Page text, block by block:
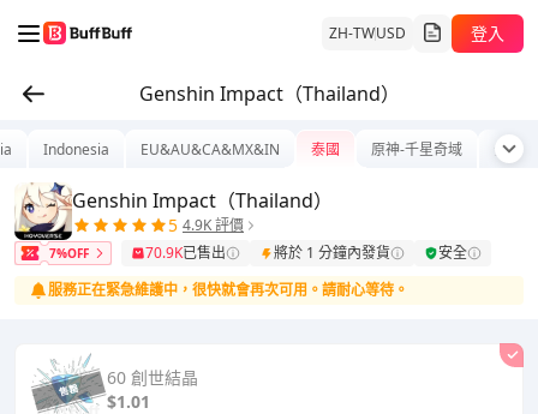
ZH-TWUSD 登入
Genshin Impact（Thailand）
Indonesia EU&AU&CA&MX&IN 泰國 原神-千星奇域 全球
Genshin Impact（Thailand）
5 4.9K 評價
7%OFF 70.9K已售出 將於 1 分鐘內發貨
安全
服務正在緊急維護中，很快就會再次可用。請耐心等待。
60 創世結晶
$1.01